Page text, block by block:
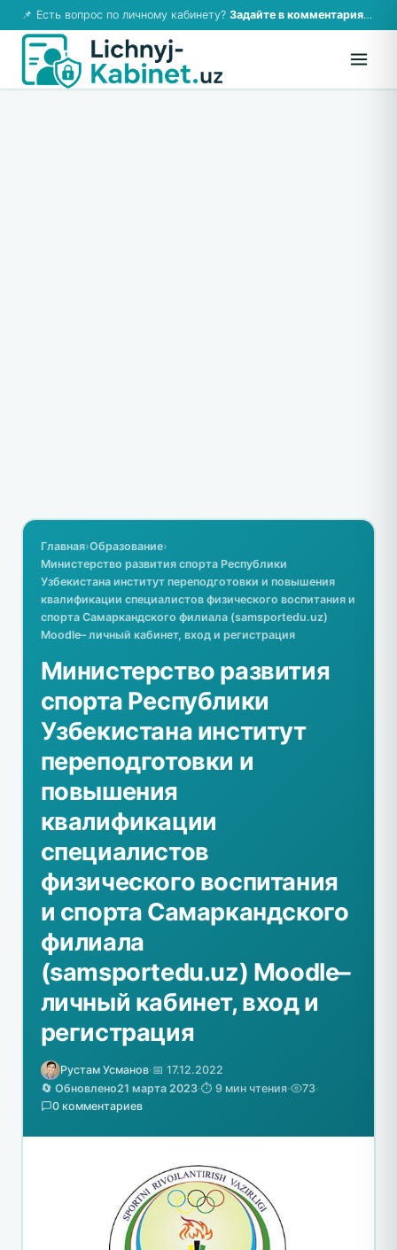
📌 Есть вопрос по личному кабинету? Задайте в комментариях — ответим!
Главная›Образование›
Министерство развития спорта Республики
Узбекистана институт переподготовки и повышения
квалификации специалистов физического воспитания и
спорта Самаркандского филиала (samsportedu.uz)
Moodle– личный кабинет, вход и регистрация
Министерство развития
спорта Республики
Узбекистана институт
переподготовки и
повышения
квалификации
специалистов
физического воспитания
и спорта Самаркандского
филиала
(samsportedu.uz) Moodle–
личный кабинет, вход и
регистрация
Рустам Усманов·📅 17.12.2022
🔄 Обновлено21 марта 2023·⏱️ 9 мин чтения· 73·
0 комментариев